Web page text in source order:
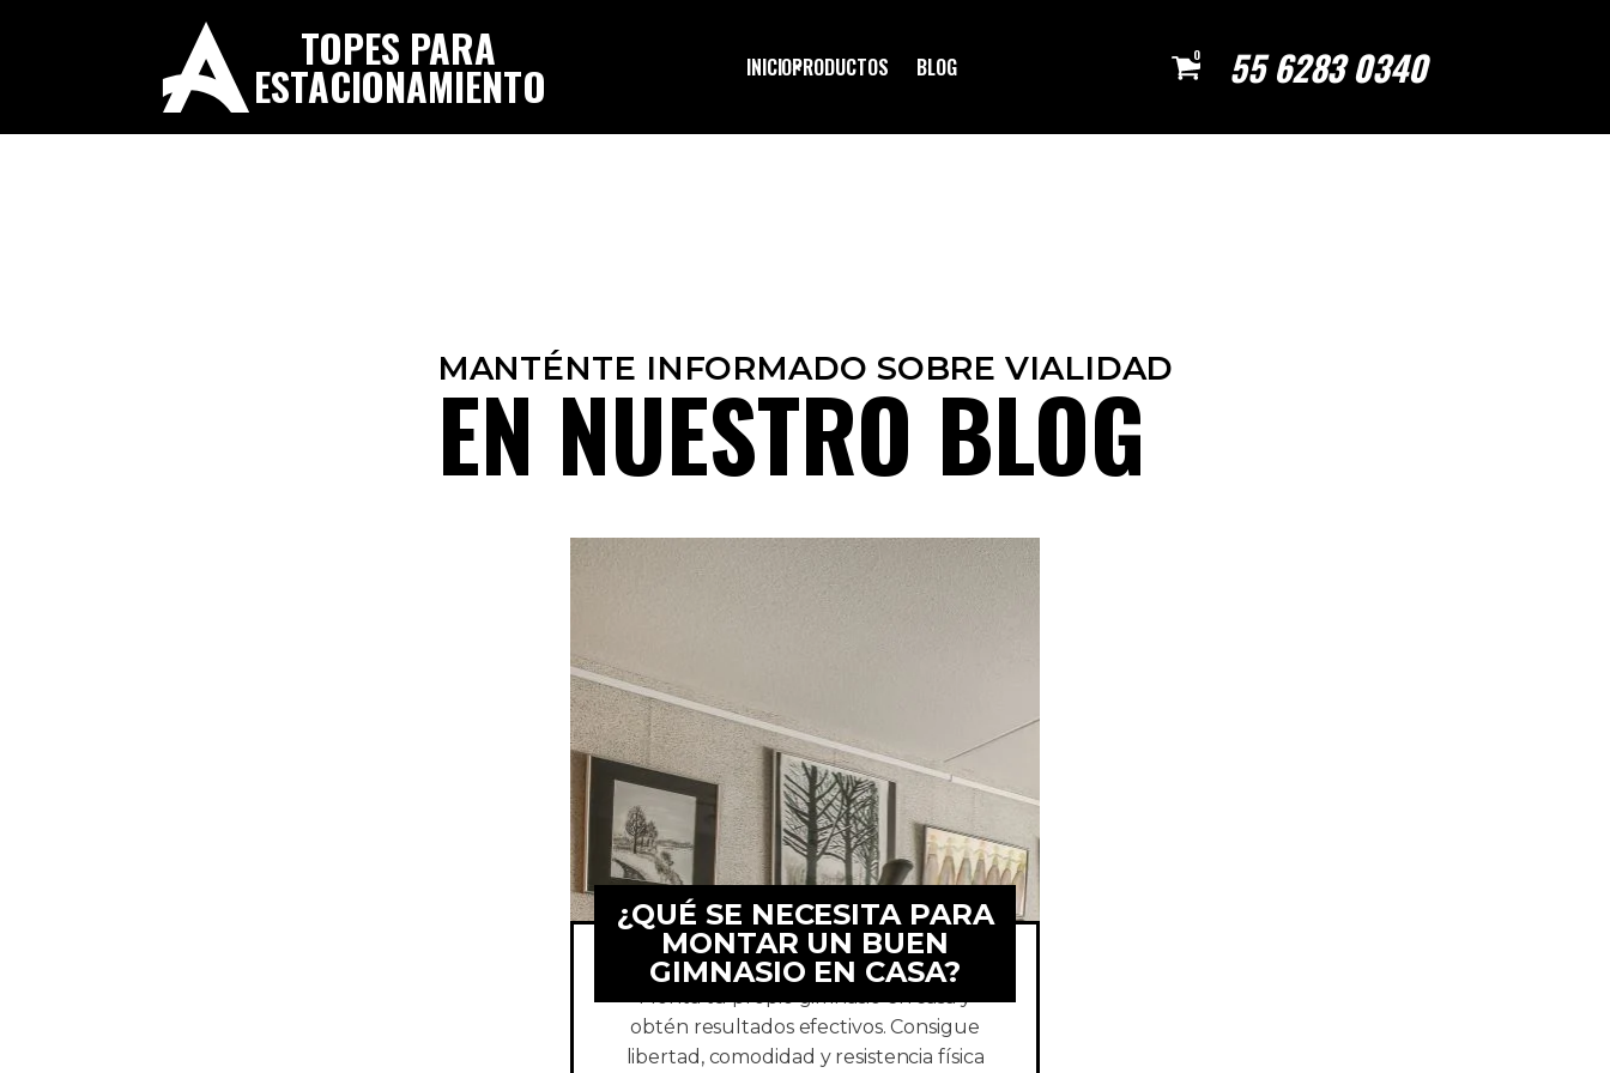
TOPES PARA
ESTACIONAMIENTO INICIOPRODUCTOS BLOG 0 55 6283 0340
MANTÉNTE INFORMADO SOBRE VIALIDAD
EN NUESTRO BLOG
¿QUÉ SE NECESITA PARA
MONTAR UN BUEN
GIMNASIO EN CASA?
Monta tu propio gimnasio en casa y
obtén resultados efectivos. Consigue
libertad, comodidad y resistencia física